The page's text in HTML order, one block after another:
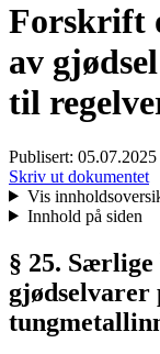
Forskrift
av
til
Publisert: 05.07.2025
Skriv ut dokumentet
Vis
Innhold på siden
§ 25.